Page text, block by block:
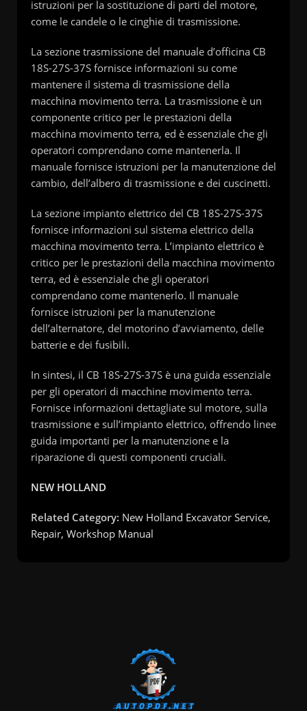
istruzioni per la sostituzione di parti del motore,
come le candele o le cinghie di trasmissione.
La sezione trasmissione del manuale d’officina CB
18S-27S-37S fornisce informazioni su come
mantenere il sistema di trasmissione della
macchina movimento terra. La trasmissione è un
componente critico per le prestazioni della
macchina movimento terra, ed è essenziale che gli
operatori comprendano come mantenerla. Il
manuale fornisce istruzioni per la manutenzione del
cambio, dell’albero di trasmissione e dei cuscinetti.
La sezione impianto elettrico del CB 18S-27S-37S
fornisce informazioni sul sistema elettrico della
macchina movimento terra. L’impianto elettrico è
critico per le prestazioni della macchina movimento
terra, ed è essenziale che gli operatori
comprendano come mantenerlo. Il manuale
fornisce istruzioni per la manutenzione
dell’alternatore, del motorino d’avviamento, delle
batterie e dei fusibili.
In sintesi, il CB 18S-27S-37S è una guida essenziale
per gli operatori di macchine movimento terra.
Fornisce informazioni dettagliate sul motore, sulla
trasmissione e sull’impianto elettrico, offrendo linee
guida importanti per la manutenzione e la
riparazione di questi componenti cruciali.
NEW HOLLAND
Related Category: New Holland Excavator Service,
Repair, Workshop Manual